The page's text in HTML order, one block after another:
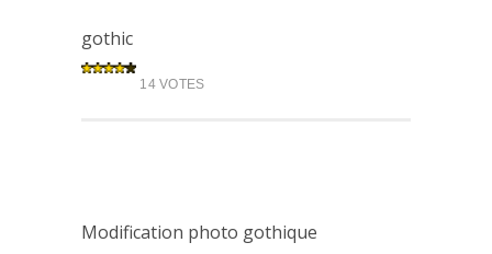
gothic
14 VOTES
Modification photo gothique